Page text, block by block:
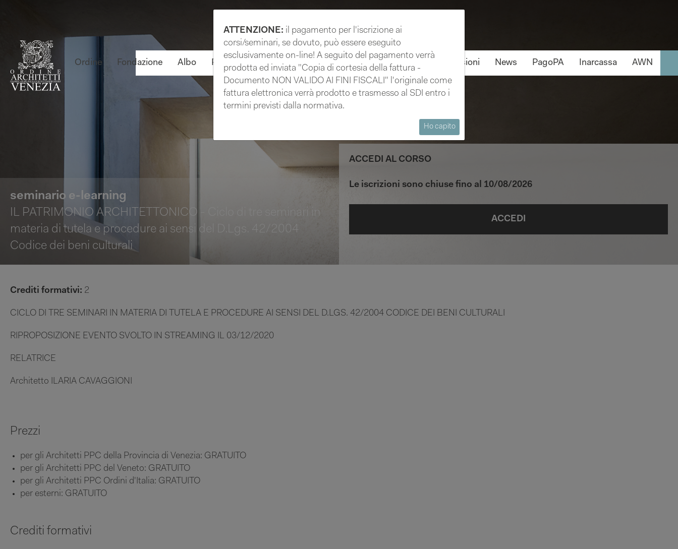
Ordine Fondazione Albo Professione Formazione Attività Tirocinio Commissioni News PagoPA Inarcassa AWN
ACCEDI AL CORSO
Le iscrizioni sono chiuse fino al 10/08/2026
ACCEDI
seminario e-learning
IL PATRIMONIO ARCHITETTONICO - Ciclo di tre seminari in
materia di tutela e procedure ai sensi del D.Lgs. 42/2004
Codice dei beni culturali
Crediti formativi: 2
CICLO DI TRE SEMINARI IN MATERIA DI TUTELA E PROCEDURE AI SENSI DEL D.LGS. 42/2004 CODICE DEI BENI CULTURALI
RIPROPOSIZIONE EVENTO SVOLTO IN STREAMING IL 03/12/2020
RELATRICE
Architetto ILARIA CAVAGGIONI
Prezzi
per gli Architetti PPC della Provincia di Venezia: GRATUITO
per gli Architetti PPC del Veneto: GRATUITO
per gli Architetti PPC Ordini d'Italia: GRATUITO
per esterni: GRATUITO
Crediti formativi
ATTENZIONE: il pagamento per l'iscrizione ai
corsi/seminari, se dovuto, può essere eseguito
esclusivamente on-line! A seguito del pagamento verrà
prodotta ed inviata "Copia di cortesia della fattura -
Documento NON VALIDO AI FINI FISCALI" l'originale come
fattura elettronica verrà prodotto e trasmesso al SDI entro i
termini previsti dalla normativa.
Ho capito